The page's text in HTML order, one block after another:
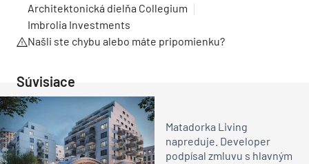
Architektonická dielňa Collegium
Imbrolia Investments
Našli ste chybu alebo máte pripomienku?
Súvisiace
Matadorka Living
napreduje. Developer
podpísal zmluvu s hlavným